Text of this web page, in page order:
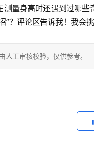
量身高时还遇到过哪些
”？评论区告诉我！我会
人工审核校验，仅供参考。